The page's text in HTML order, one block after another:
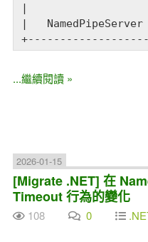
|
|
...繼續閱讀 »
2026-01-15
[Migrate .NET] 在
Timeout 行為的變化
108 0